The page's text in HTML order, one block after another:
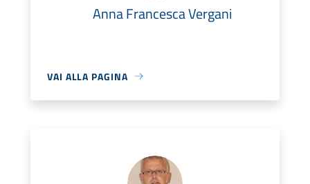
Anna Francesca Vergani
VAI ALLA PAGINA